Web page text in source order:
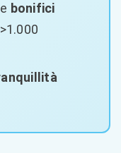
bonifici